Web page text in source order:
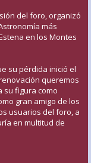
del foro, organizó
más
en los Montes
su pérdida inició el
queremos
su figura como
gran amigo de los
usuarios del foro, a
en multitud de